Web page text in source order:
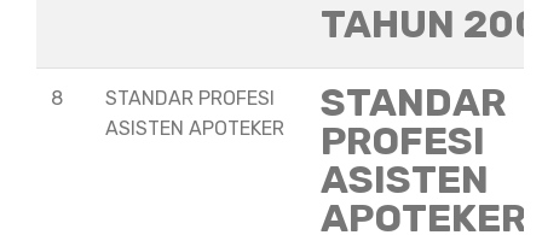
TAHUN
8
STANDAR PROFESI
ASISTEN APOTEKER
STANDAR
PROFESI
ASISTEN
APOTEKER